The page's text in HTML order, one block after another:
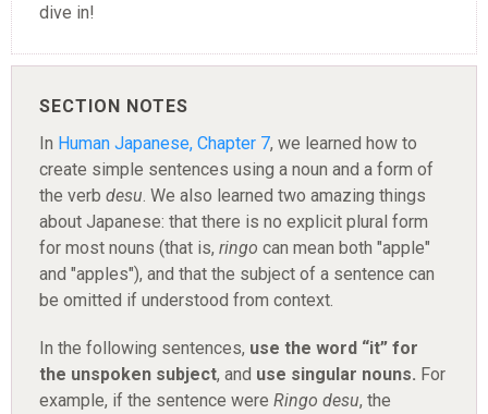
dive in!
SECTION NOTES
In Human Japanese, Chapter 7, we learned how to
create simple sentences using a noun and a form of
the verb desu . We also learned two amazing things
about Japanese: that there is no explicit plural form
for most nouns (that is, ringo can mean both "apple"
and "apples"), and that the subject of a sentence can
be omitted if understood from context.
In the following sentences, use the word “it” for
the unspoken subject, and use singular nouns. For
example, if the sentence were Ringo desu, the